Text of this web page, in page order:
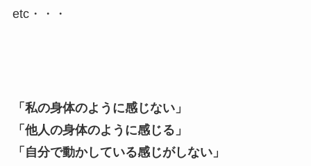
etc・・・
「私の身体のように感じない」
「他人の身体のように感じる」
「自分で動かしている感じがしない」